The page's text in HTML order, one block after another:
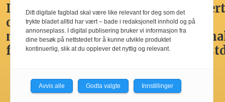
Ikke
overdådig,
men
fristende
Her får
du
Norges
beste
Godt,
spennende,
men
ikke
by’n
den
Ditt digitale fagblad skal være like relevant for deg som det
trykte bladet alltid har vært – bade i redaksjonelt innhold og på
annonseplass. I digital publisering bruker vi informasjon fra
dine besøk på nettstedet for å kunne utvikle produktet
kontinuerlig, slik at du opplever det nyttig og relevant.
Avvis alle Godta valgte Innstillinger